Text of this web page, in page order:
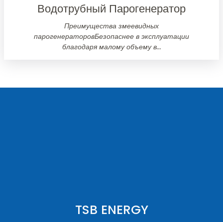
Водотрубный Парогенератор
Преимущества змеевидных
парогенераторовБезопаснее в эксплуатации
благодаря малому объему в...
TSB ENERGY